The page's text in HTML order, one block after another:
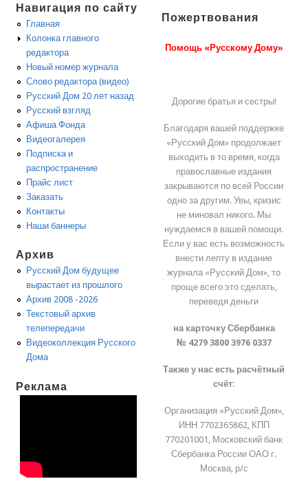
Навигация по сайту
Главная
Колонка главного
редактора
Новый номер журнала
Слово редактора (видео)
Русский Дом 20 лет назад
Русский взгляд
Афиша Фонда
Видеогалерея
Подписка и
распространение
Прайс лист
Заказать
Контакты
Наши баннеры
Архив
Русский Дом будущее
вырастает из прошлого
Архив 2008 -2026
Текстовый архив
телепередачи
Видеоколлекция Русского
Дома
Реклама
Пожертвования
Помощь «Русскому Дому»
Дорогие братья и сестры!
Благодаря вашей поддержке
«Русский Дом» продолжает
выходить в то время, когда
православные издания
закрываются по всей России
одно за другим. Увы, кризис
не миновал никого. Мы
нуждаемся в вашей помощи.
Если у вас есть возможность
внести лепту в издание
журнала «Русский Дом», то
проще всего это сделать,
переведя деньги
на карточку Сбербанка
№ 4279 3800 3976 0337
Также у нас есть расчётный
счёт:
Организация «Русский Дом»,
ИНН 7702365862, КПП
770201001, Московский банк
Сбербанка России ОАО г.
Москва, р/с